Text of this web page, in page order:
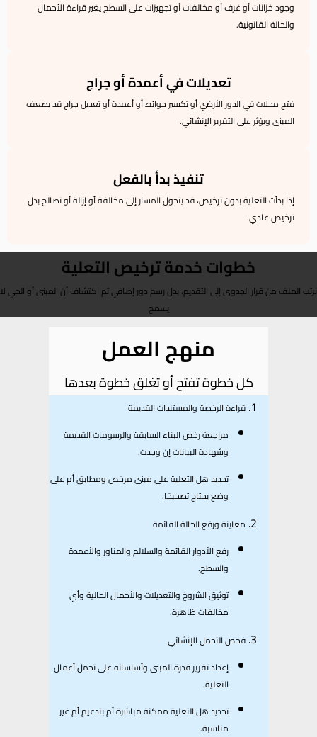
وجود خزانات أو غرف أو مخالفات أو تجهيزات على السطح يغير قراءة الأحمال
والحالة القانونية.
تعديلات في أعمدة أو جراج
فتح محلات في الدور الأرضي أو تكسير حوائط أو أعمدة أو تعديل جراج قد يضعف
المبنى ويؤثر على التقرير الإنشائي.
تنفيذ بدأ بالفعل
إذا بدأت التعلية بدون ترخيص، قد يتحول المسار إلى مخالفة أو إزالة أو تصالح بدل
ترخيص عادي.
خطوات خدمة ترخيص التعلية
نرتب الملف من قرار الجدوى إلى التقديم، بدل رسم دور إضافي ثم اكتشاف أن المبنى أو الحي لا
يسمح
منهج العمل
كل خطوة تفتح أو تغلق خطوة بعدها
قراءة الرخصة والمستندات القديمة
مراجعة رخص البناء السابقة والرسومات القديمة
وشهادة البيانات إن وجدت.
تحديد هل التعلية على مبنى مرخص ومطابق أم على
وضع يحتاج تصحيحًا.
معاينة ورفع الحالة القائمة
رفع الأدوار القائمة والسلالم والمناور والأعمدة
والسطح.
توثيق الشروخ والتعديلات والأحمال الحالية وأي
مخالفات ظاهرة.
فحص التحمل الإنشائي
إعداد تقرير قدرة المبنى وأساساته على تحمل أعمال
التعلية.
تحديد هل التعلية ممكنة مباشرة أم بتدعيم أم غير
مناسبة.